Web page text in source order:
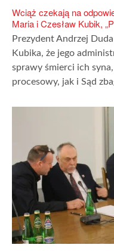
Wciąż czekają na
Maria i Czesław Kubik,
Prezydent Andrzej
Kubika, że jego
sprawy śmierci ich
procesowy, jak i Sąd